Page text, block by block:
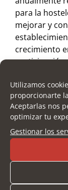
Utilizamos
proporcionarte
Aceptarlas nos
optimizar tu
Gestionar los
para la
mejorar y
crecimiento
participación
empresas
temporada
comercial de
franja
hotelero y
Cabe
malagueño
para